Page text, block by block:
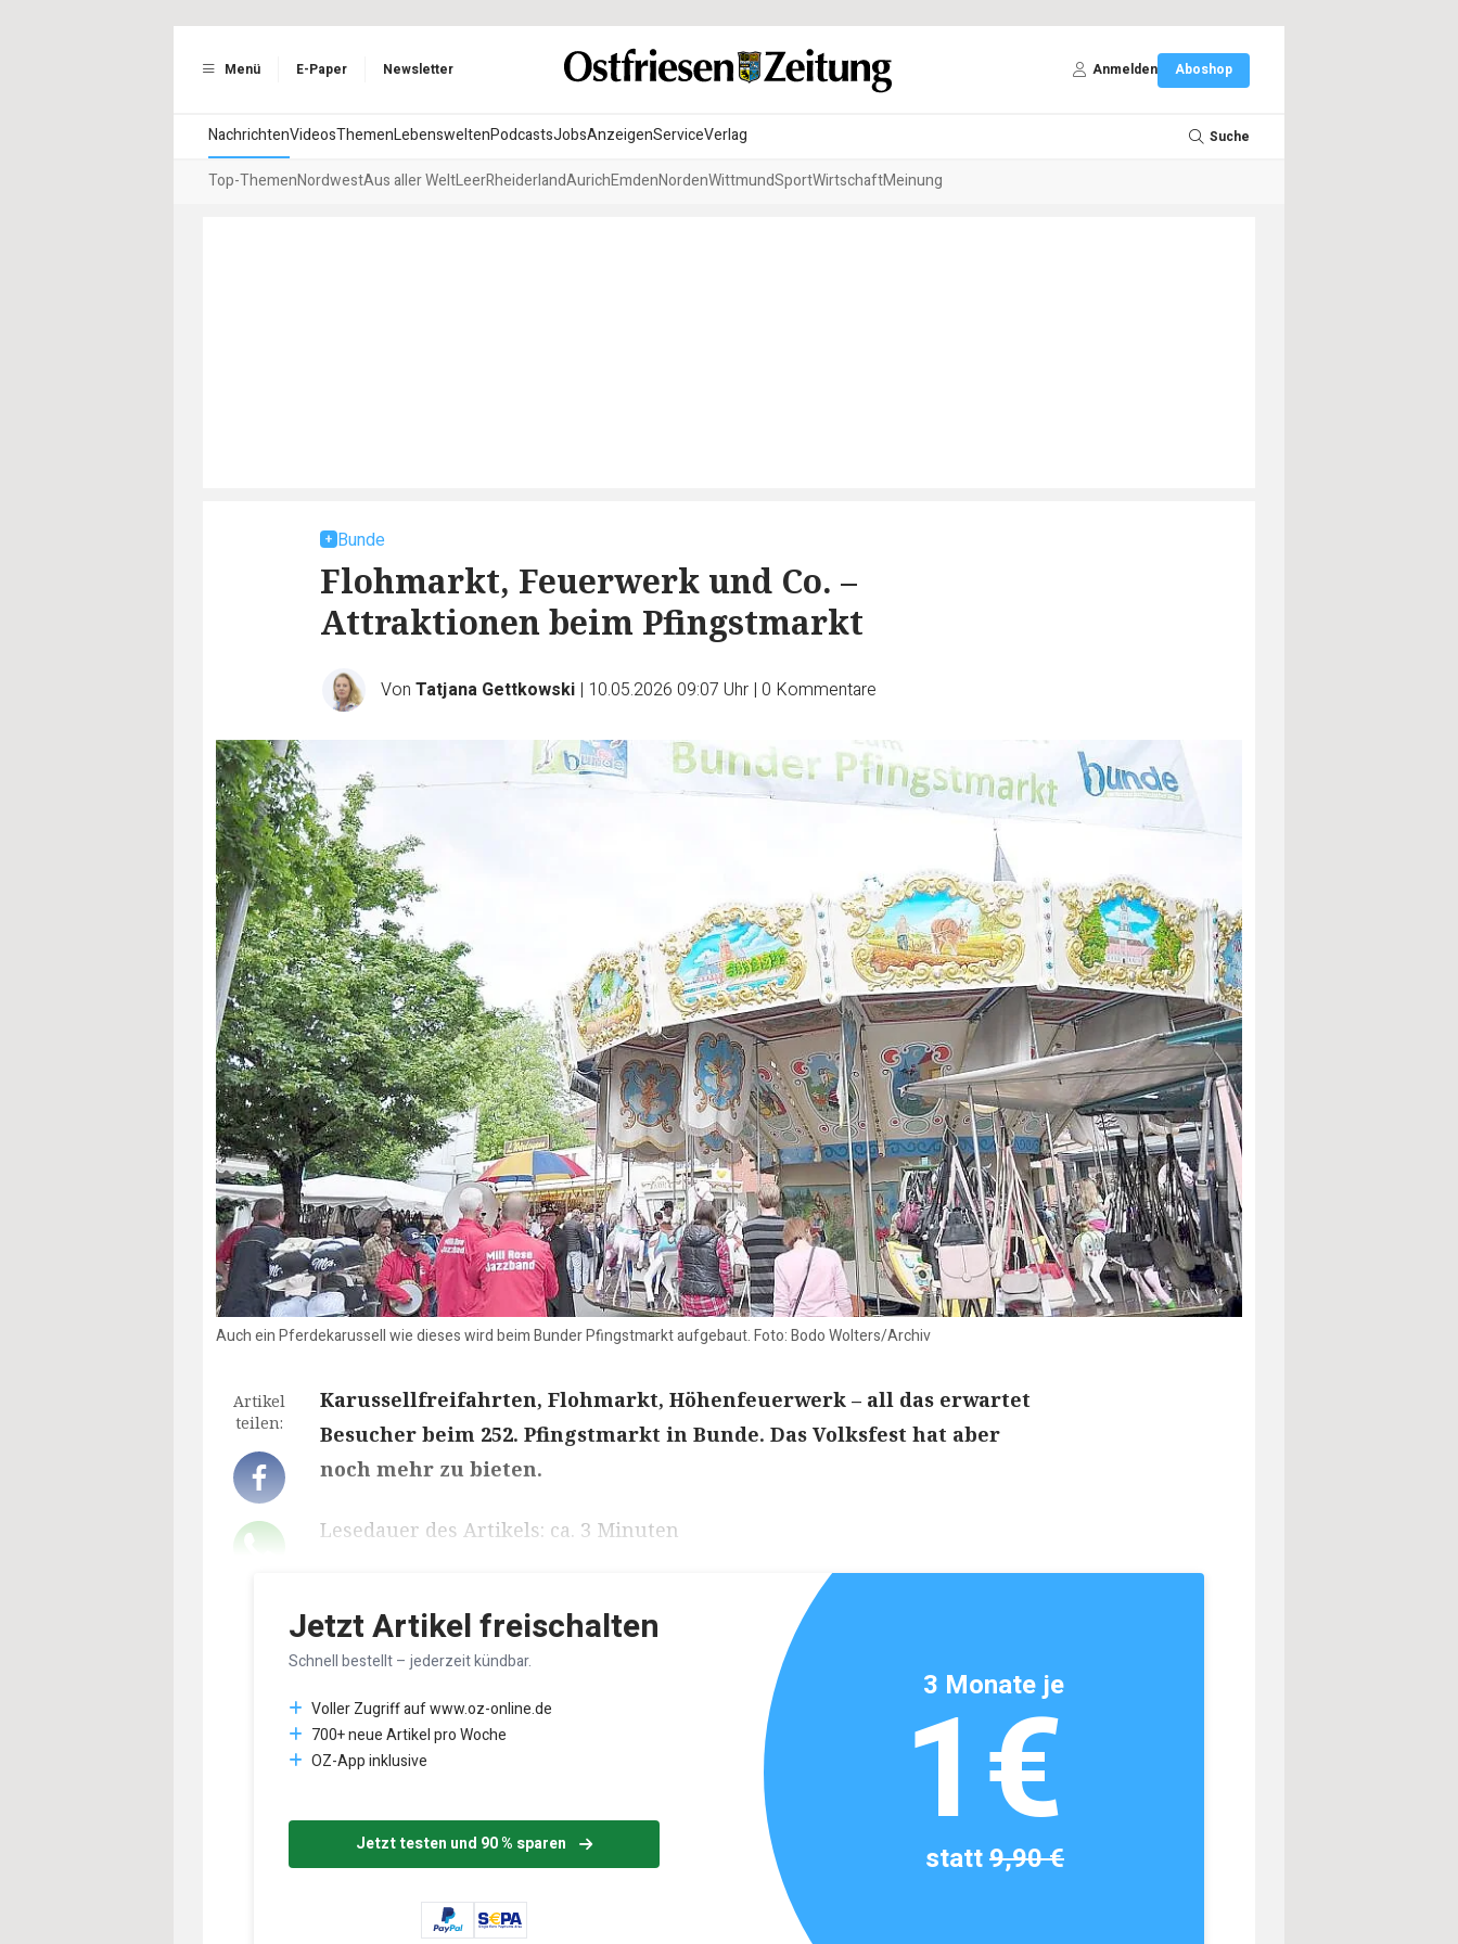
Menü E-Paper Newsletter Anmelden Aboshop
NachrichtenVideosThemenLebensweltenPodcastsJobsAnzeigenServiceVerlag Suche
Top-ThemenNordwestAus aller WeltLeerRheiderlandAurichEmdenNordenWittmundSportWirtschaftMeinung
Bunde
Flohmarkt, Feuerwerk und Co. –
Attraktionen beim Pfingstmarkt
Von Tatjana Gettkowski | 10.05.2026 09:07 Uhr | 0 Kommentare
Auch ein Pferdekarussell wie dieses wird beim Bunder Pfingstmarkt aufgebaut. Foto: Bodo Wolters/Archiv
Artikel
teilen:
Karussellfreifahrten, Flohmarkt, Höhenfeuerwerk – all das erwartet
Besucher beim 252. Pfingstmarkt in Bunde. Das Volksfest hat aber
noch mehr zu bieten.
Lesedauer des Artikels: ca. 3 Minuten
Jetzt Artikel freischalten
Schnell bestellt – jederzeit kündbar.
Voller Zugriff auf www.oz-online.de
700+ neue Artikel pro Woche
OZ-App inklusive
Jetzt testen und 90 % sparen
3 Monate je
1€
statt9,90 €